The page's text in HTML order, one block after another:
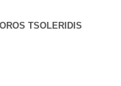
TSOLERIDIS